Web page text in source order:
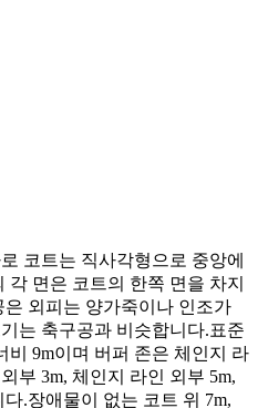
코트는 직사각형으로 중앙에
각 면은 코트의 한쪽 면을 차지
외피는 양가죽이나 인조가
는 축구공과 비슷합니다.표준
비 9m이며 버퍼 존은 체인지 라
부 3m, 체인지 라인 외부 5m,
.장애물이 없는 코트 위 7m,